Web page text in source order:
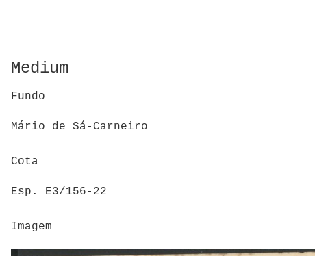
Medium
Fundo
Mário de Sá-Carneiro
Cota
Esp. E3/156-22
Imagem